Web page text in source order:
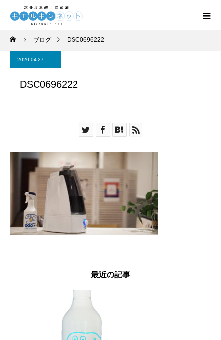
ブログ DSC0696222
2020.04.27
DSC0696222
最近の記事